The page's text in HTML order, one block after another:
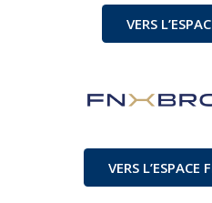
VERS
VERS